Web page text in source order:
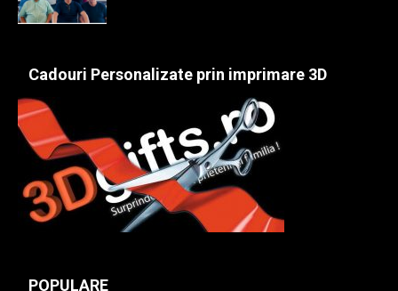
Cadouri Personalizate prin imprimare 3D
POPULARE